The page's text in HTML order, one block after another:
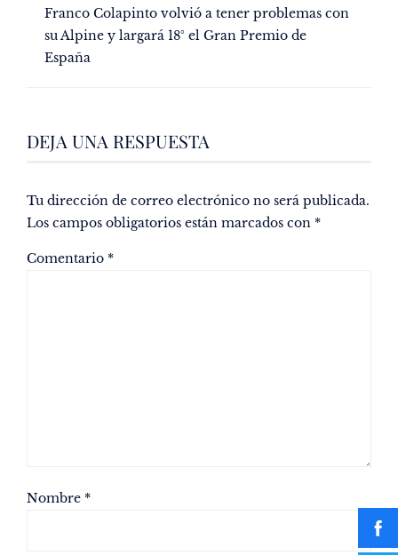
Franco Colapinto volvió a tener problemas con
su Alpine y largará 18° el Gran Premio de
España
DEJA UNA RESPUESTA
Tu dirección de correo electrónico no será publicada.
Los campos obligatorios están marcados con *
Comentario *
Nombre *